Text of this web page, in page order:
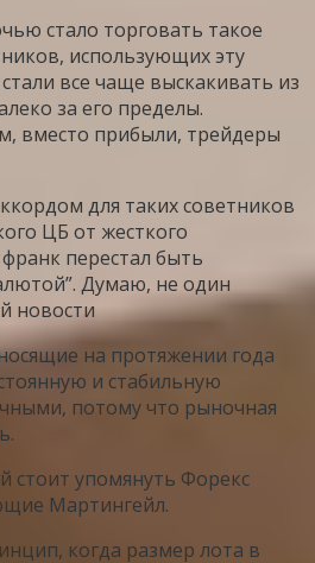
стало торговать такое
использующих эту
все чаще выскакивать из
за его пределы.
вместо прибыли, трейдеры
для таких советников
ЦБ от жесткого
перестал быть
Думаю, не один
новости
на протяжении года
и стабильную
потому что рыночная
стоит упомянуть Форекс
Мартингейл.
когда размер лота в